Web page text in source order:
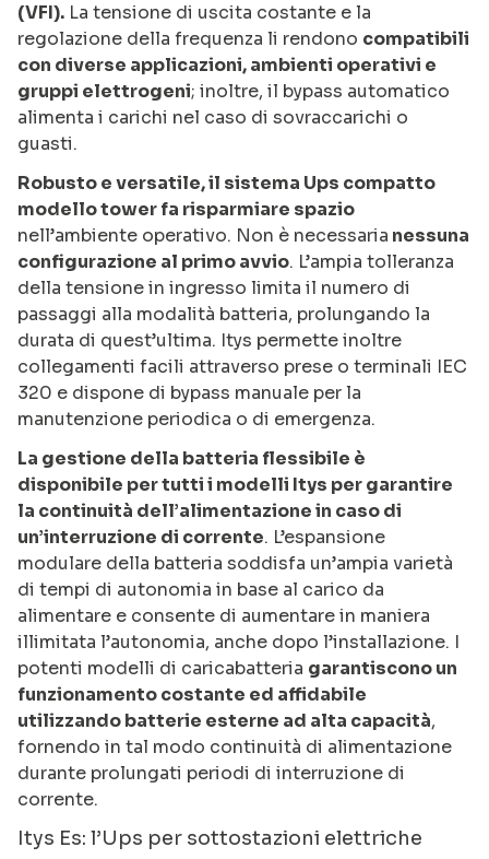
(VFI). La tensione di uscita costante e la
regolazione della frequenza li rendono compatibili
con diverse applicazioni, ambienti operativi e
gruppi elettrogeni; inoltre, il bypass automatico
alimenta i carichi nel caso di sovraccarichi o
guasti.
Robusto e versatile, il sistema Ups compatto
modello tower fa risparmiare spazio
nell’ambiente operativo. Non è necessaria nessuna
configurazione al primo avvio. L’ampia tolleranza
della tensione in ingresso limita il numero di
passaggi alla modalità batteria, prolungando la
durata di quest’ultima. Itys permette inoltre
collegamenti facili attraverso prese o terminali IEC
320 e dispone di bypass manuale per la
manutenzione periodica o di emergenza.
La gestione della batteria flessibile è
disponibile per tutti i modelli Itys per garantire
la continuità dell’alimentazione in caso di
un’interruzione di corrente. L’espansione
modulare della batteria soddisfa un’ampia varietà
di tempi di autonomia in base al carico da
alimentare e consente di aumentare in maniera
illimitata l’autonomia, anche dopo l’installazione. I
potenti modelli di caricabatteria garantiscono un
funzionamento costante ed affidabile
utilizzando batterie esterne ad alta capacità,
fornendo in tal modo continuità di alimentazione
durante prolungati periodi di interruzione di
corrente.
Itys Es: l’Ups per sottostazioni elettriche